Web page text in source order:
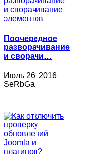
Поочередное
разворачивание
и сворачи…
Июль 26, 2016
SeRbGa